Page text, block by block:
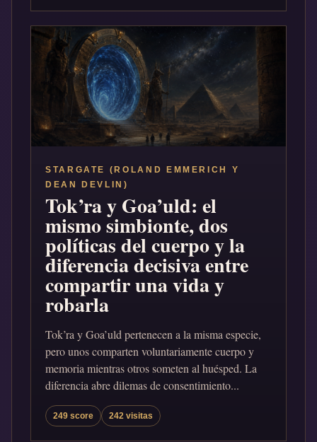
STARGATE (ROLAND EMMERICH Y
DEAN DEVLIN)
Tok’ra y Goa’uld: el
mismo simbionte, dos
políticas del cuerpo y la
diferencia decisiva entre
compartir una vida y
robarla
Tok’ra y Goa’uld pertenecen a la misma especie,
pero unos comparten voluntariamente cuerpo y
memoria mientras otros someten al huésped. La
diferencia abre dilemas de consentimiento...
249 score 242 visitas